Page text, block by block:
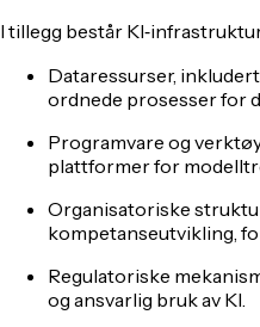
I tillegg består
Dataressurser,
ordnede prosesser for
Programvare og
plattformer for
Organisatoriske
kompetanseutvikling,
Regulatoriske
og ansvarlig bruk av KI.